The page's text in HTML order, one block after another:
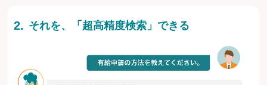
それを、「超高精度検索」できる